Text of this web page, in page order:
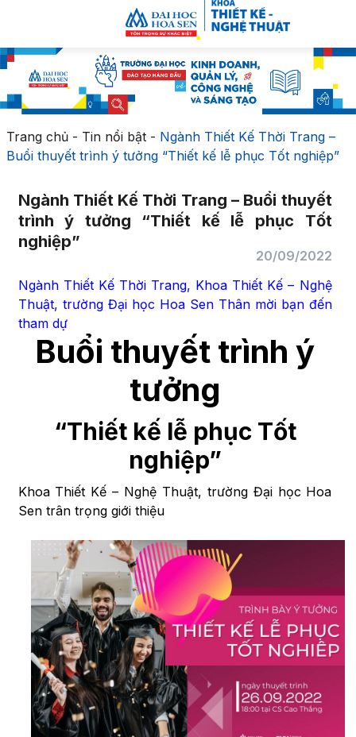
Trang chủ- Tin nổi bật- Ngành Thiết Kế Thời Trang –
Buổi thuyết trình ý tưởng “Thiết kế lễ phục Tốt nghiệp”
Ngành Thiết Kế Thời Trang – Buổi thuyết
trình ý tưởng “Thiết kế lễ phục Tốt
nghiệp”
20/09/2022
Ngành Thiết Kế Thời Trang, Khoa Thiết Kế – Nghệ
Thuật, trường Đại học Hoa Sen Thân mời bạn đến
tham dự
Buổi thuyết trình ý
tưởng
“Thiết kế lễ phục Tốt
nghiệp”
Khoa Thiết Kế – Nghệ Thuật, trường Đại học Hoa
Sen trân trọng giới thiệu